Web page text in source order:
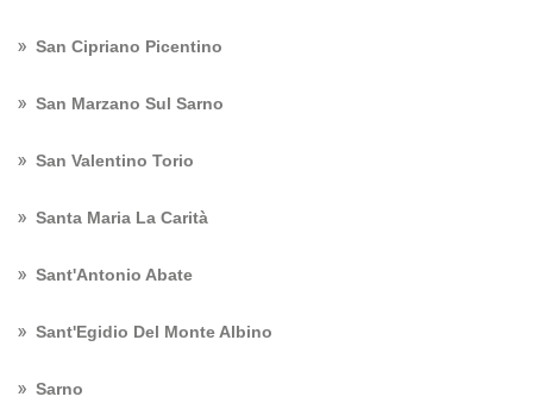
San Cipriano Picentino
San Marzano Sul Sarno
San Valentino Torio
Santa Maria La Carità
Sant'Antonio Abate
Sant'Egidio Del Monte Albino
Sarno